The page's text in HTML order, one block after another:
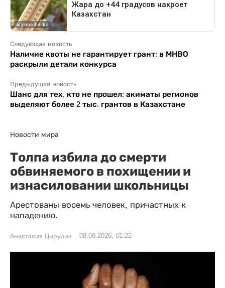
Следующая новость
Наличие квоты не гарантирует грант: в МНВО
раскрыли детали конкурса
Предыдущая новость
Шанс для тех, кто не прошел: акиматы регионов
выделяют более 2 тыс. грантов в Казахстане
Новости мира
Толпа избила до смерти
обвиняемого в похищении и
изнасиловании школьницы
Арестованы восемь человек, причастных к
нападению.
Анастасия Цирулик 08.08.2026, 01:22